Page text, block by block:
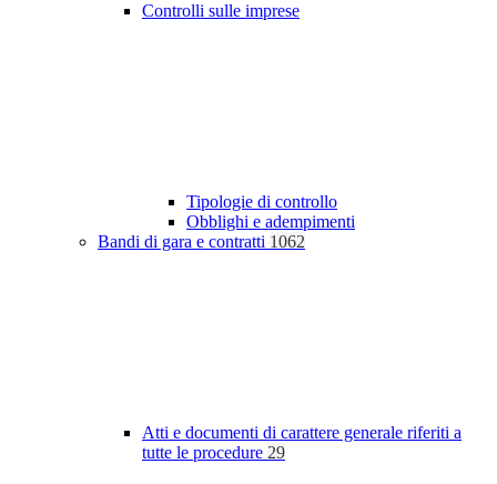
Controlli sulle imprese
Tipologie di controllo
Obblighi e adempimenti
Bandi di gara e contratti 1062
Atti e documenti di carattere generale riferiti a
tutte le procedure 29